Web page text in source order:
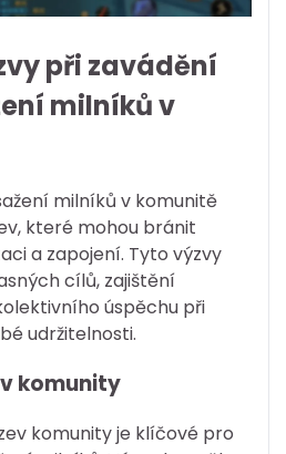
při zavádění
milníků v
milníků v komunitě
které mohou bránit
a zapojení. Tyto výzvy
cílů, zajištění
úspěchu při
udržitelnosti.
komunity
komunity je klíčové pro